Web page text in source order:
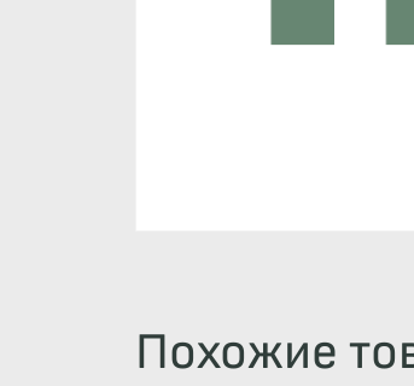
Похожие